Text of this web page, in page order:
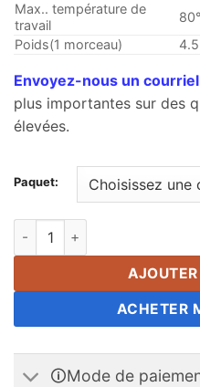
Max.. température de
travail
Poids(1 morceau)
Envoyez-nous un courriel
plus importantes sur des
élevées.
Paquet:
Aimants de crochet en pot
ACHETER
🛈Mode de